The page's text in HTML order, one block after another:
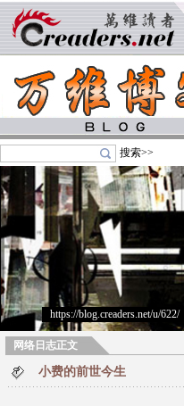
搜索>>
https://blog.creaders.net/u/622/>
网络日志正文
小费的前世今生